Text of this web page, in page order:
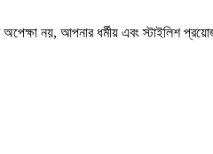
নয়, আপনার ধর্মীয় এবং স্টাইলিশ